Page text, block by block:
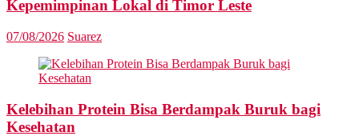
Kepemimpinan Lokal di Timor Leste
07/08/2026 Suarez
Kelebihan Protein Bisa Berdampak Buruk bagi
Kesehatan